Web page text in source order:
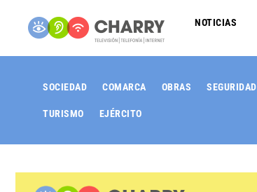
NOTICIAS
SOCIEDAD COMARCA OBRAS SEGURIDAD
TURISMO EJÉRCITO